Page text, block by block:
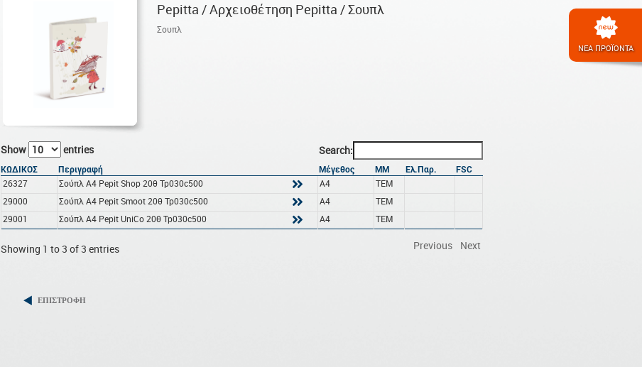
ΝΕΑ ΠΡΟΪΟΝΤΑ
Pepitta / Αρχειοθέτηση Pepitta / Σουπλ
Σουπλ
Show entries Search:
ΚΩΔΙΚΟΣ Περιγραφή Μέγεθος ΜΜ Ελ.Παρ.
FSC
26327
Σούπλ Α4 Pepit Shop 20θ Tp030c500 A4
ΤΕΜ
29000
Σούπλ Α4 Pepit Smoot 20θ Tp030c500 A4
ΤΕΜ
29001
Σούπλ Α4 Pepit UniCo 20θ Tp030c500 A4 ΤΕΜ
Showing 1 to 3 of 3 entries Previous Next
ΕΠΙΣΤΡΟΦΗ